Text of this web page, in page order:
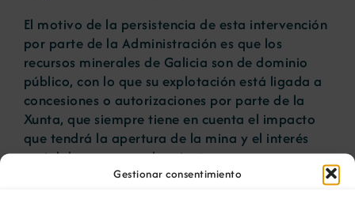
Gestionar consentimiento
El motivo de la persistencia de esta intervención
por parte de la Administración es que los
recursos minerales de Galicia son de dominio
público, con lo que su explotación está ligada a
concesiones o autorizaciones por parte de la
Xunta, que siempre tiene en cuenta el impacto
que tendrá la apertura de la mina y el interés
social de su aprovechamiento y
comercialización.